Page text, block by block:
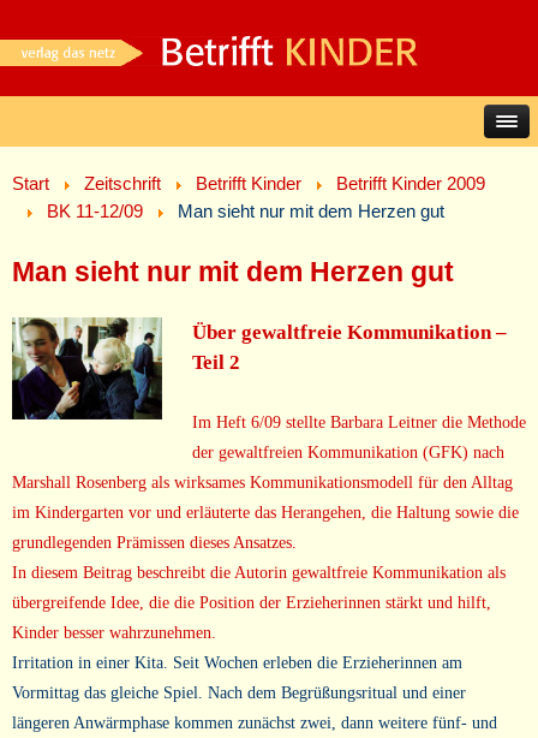
Start Zeitschrift Betrifft Kinder
Betrifft Kinder 2009
BK 11-12/09
Man sieht nur mit dem Herzen gut
Man sieht nur mit dem Herzen gut
Über gewaltfreie Kommunikation –
Teil 2
Im Heft 6/09 stellte Barbara Leitner die Methode
der gewaltfreien Kommunikation (GFK) nach
Marshall Rosenberg als wirksames Kommunikationsmodell für den Alltag
im Kindergarten vor und erläuterte das Herangehen, die Haltung sowie die
grundlegenden Prämissen dieses Ansatzes.
In diesem Beitrag beschreibt die Autorin gewaltfreie Kommunikation als
übergreifende Idee, die die Position der Erzieherinnen stärkt und hilft,
Kinder besser wahrzunehmen.
Irritation in einer Kita. Seit Wochen erleben die Erzieherinnen am
Vormittag das gleiche Spiel. Nach dem Begrüßungsritual und einer
längeren Anwärmphase kommen zunächst zwei, dann weitere fünf- und